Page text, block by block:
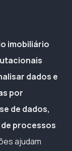
imobiliário
dados e
por
de dados,
processos
ajudam